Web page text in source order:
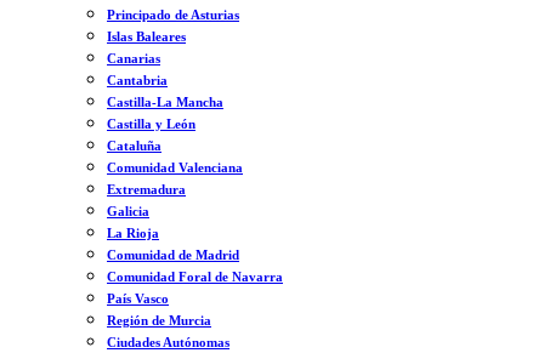
Principado de Asturias
Islas Baleares
Canarias
Cantabria
Castilla-La Mancha
Castilla y León
Cataluña
Comunidad Valenciana
Extremadura
Galicia
La Rioja
Comunidad de Madrid
Comunidad Foral de Navarra
País Vasco
Región de Murcia
Ciudades Autónomas